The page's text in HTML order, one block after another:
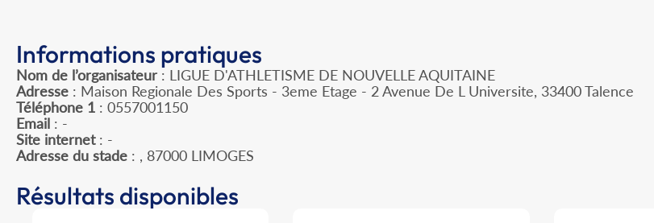
Informations pratiques
Nom de l’organisateur : LIGUE D'ATHLETISME DE NOUVELLE AQUITAINE
Adresse : Maison Regionale Des Sports - 3eme Etage - 2 Avenue De L Universite, 33400 Talence
Téléphone 1 : 0557001150
Email : -
Site internet: -
Adresse du stade : , 87000 LIMOGES
Résultats disponibles